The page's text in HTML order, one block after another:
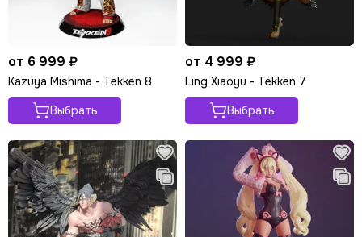
от 6 999 ₽
Kazuya Mishima - Tekken 8
Выбрать
от 4 999 ₽
Ling Xiaoyu - Tekken 7
Выбрать